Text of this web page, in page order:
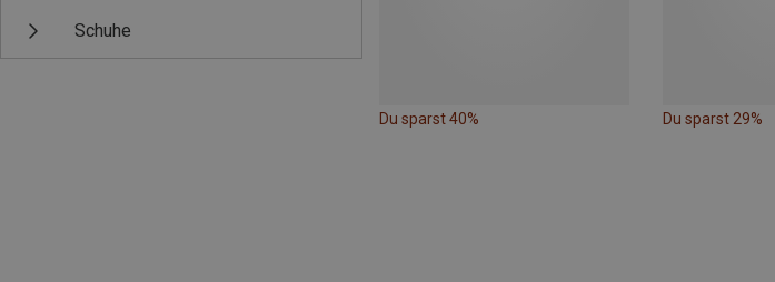
Schuhe
Du sparst 40% Du sparst 29%